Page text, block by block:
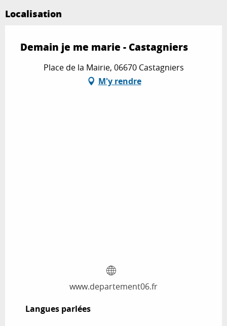
Localisation
Demain je me marie - Castagniers
Place de la Mairie, 06670 Castagniers
M'y rendre
www.departement06.fr
Langues parlées
Langues parlées